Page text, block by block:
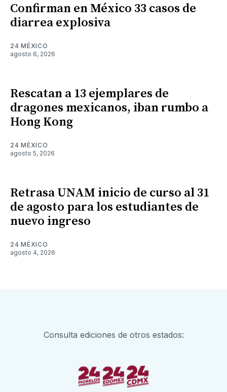
Confirman en México 33 casos de
diarrea explosiva
24 MÉXICO
agosto 6, 2026
Rescatan a 13 ejemplares de
dragones mexicanos, iban rumbo a
Hong Kong
24 MÉXICO
agosto 5, 2026
Retrasa UNAM inicio de curso al 31
de agosto para los estudiantes de
nuevo ingreso
24 MÉXICO
agosto 4, 2026
Consulta ediciones de otros estados: